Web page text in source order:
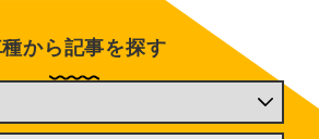
から記事を探す